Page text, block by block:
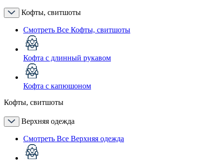
Кофты, свитшоты
Смотреть Все Кофты, свитшоты
Кофта с длинный рукавом
Кофта с капюшоном
Кофты, свитшоты
Верхняя одежда
Смотреть Все Верхняя одежда